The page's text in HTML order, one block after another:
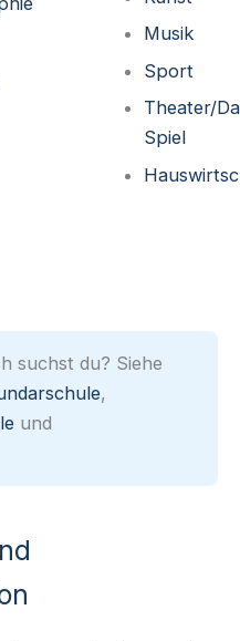
Musik
Sport
Theater/
Spiel
suchst du? Siehe
,
und